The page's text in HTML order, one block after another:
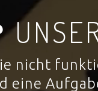
nicht
eine